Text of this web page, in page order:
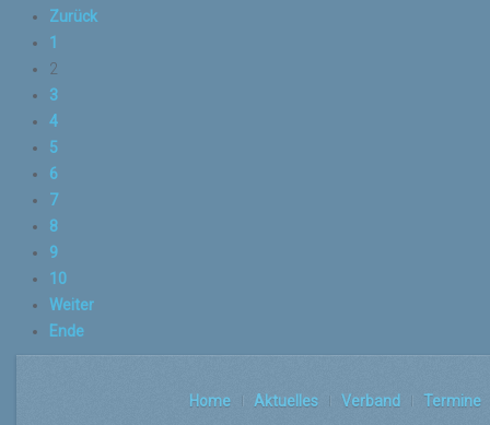
Zurück
1
2
3
4
5
6
7
8
9
10
Weiter
Ende
Home Aktuelles Verband Termine